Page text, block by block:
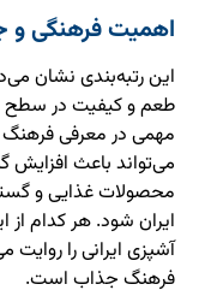
اهمیت فرهنگی و
این رتبه‌بندی نشان
طعم و کیفیت در سطح
مهمی در معرفی فرهنگ
می‌تواند باعث
محصولات غذایی و
ایران شود. هر کدام از
آشپزی ایرانی را روایت
فرهنگ جذاب است.